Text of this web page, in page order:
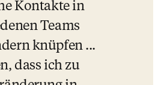
Kontakte in
Teams
knüpfen ...
dass ich zu